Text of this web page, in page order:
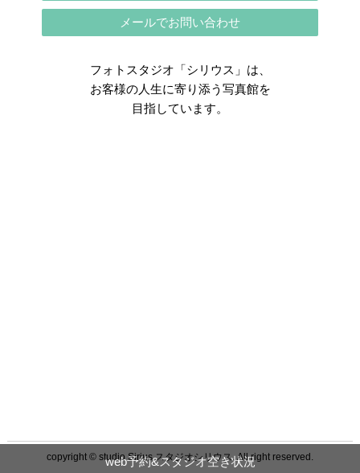
web予約&スタジオ空き状況
メールでお問い合わせ
フォトスタジオ「シリウス」は、
お客様の人生に寄り添う写真館を
目指しています。
copyright © studio Sirius スタジオシリウス. All right reserved.